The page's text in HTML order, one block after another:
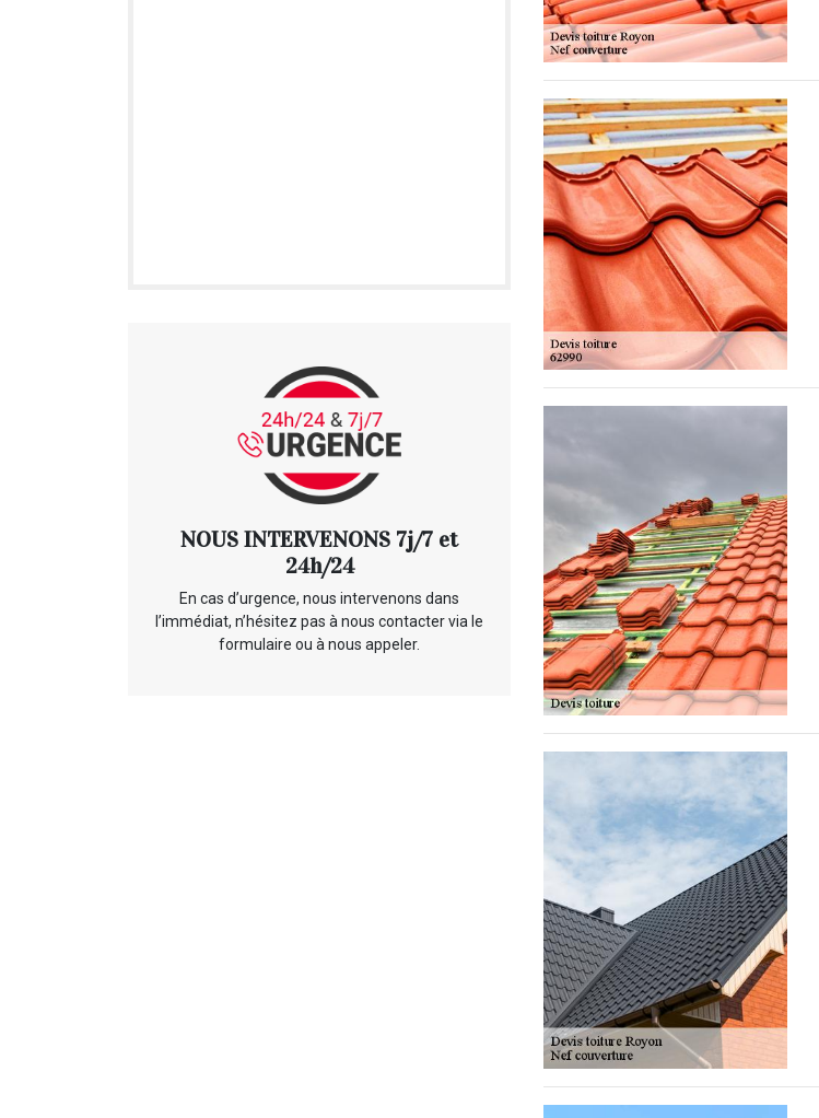
NOUS INTERVENONS 7j/7 et
24h/24
En cas d’urgence, nous intervenons dans
l’immédiat, n’hésitez pas à nous contacter via le
formulaire ou à nous appeler.